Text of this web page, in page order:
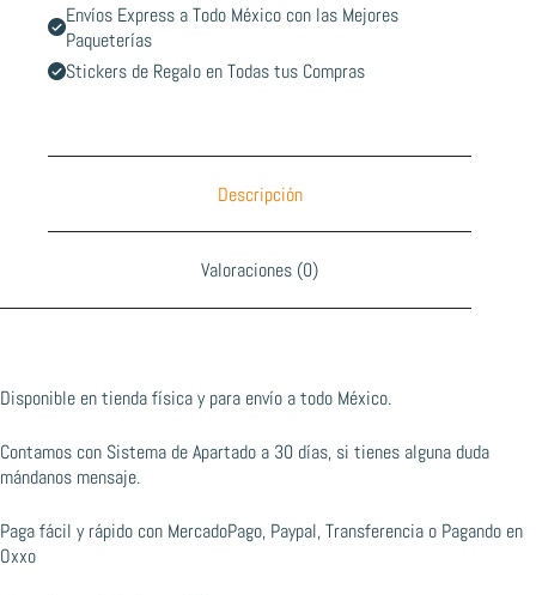
Envíos Express a Todo México con las Mejores
Paqueterías
Stickers de Regalo en Todas tus Compras
Descripción
Valoraciones (0)
Disponible en tienda física y para envío a todo México.
Contamos con Sistema de Apartado a 30 días, si tienes alguna duda
mándanos mensaje.
Paga fácil y rápido con MercadoPago, Paypal, Transferencia o Pagando en
Oxxo